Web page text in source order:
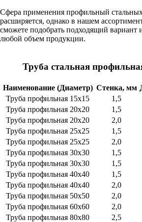
Сфера применения профильный
расширяется, однако в нашем
сможете подобрать подходящий вариант
любой объем продукции.
Труба стальная
Наименование (Диаметр) Стенка, мм
Труба профильная 15х15
1,5
Труба профильная 20х20
1,5
Труба профильная 20х20
2,0
Труба профильная 25х25
1,5
Труба профильная 25х25
2,0
Труба профильная 30х30
1,5
Труба профильная 30х30
1,5
Труба профильная 40х40
1,5
Труба профильная 40х40
2,0
Труба профильная 50х50
2,0
Труба профильная 60х60
2,0
Труба профильная 80х80
2,5